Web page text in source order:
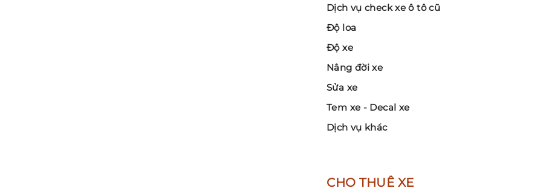
Dịch vụ check xe ô tô cũ
Độ loa
Độ xe
Nâng đời xe
Sửa xe
Tem xe - Decal xe
Dịch vụ khác
CHO THUÊ XE